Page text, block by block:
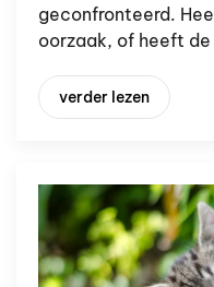
geconfronteerd.
oorzaak, of heeft
verder lezen